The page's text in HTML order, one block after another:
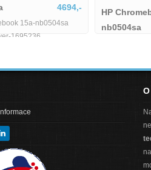
4694,-
15a-nb0504sa
1695236
HP
nb0504sa